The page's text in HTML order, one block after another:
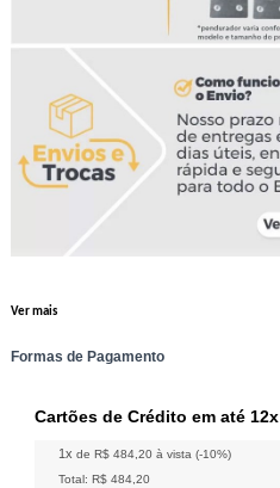
Ver mais
Formas de Pagamento
Cartões de Crédito em até 12x
1x de R$ 484,20 à vista (-10%)
Total: R$ 484,20